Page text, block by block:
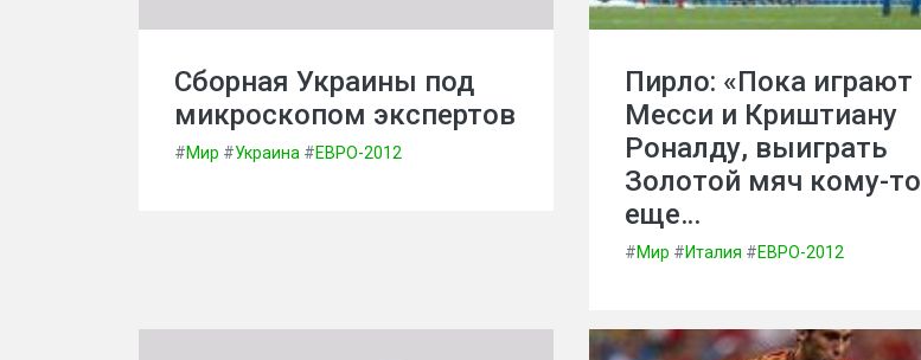
Сборная Украины под
микроскопом экспертов
#Мир #Украина #ЕВРО-2012
Пирло: «Пока играют
Месси и Криштиану
Роналду, выиграть
Золотой мяч кому-то
еще…
#Мир #Италия #ЕВРО-2012